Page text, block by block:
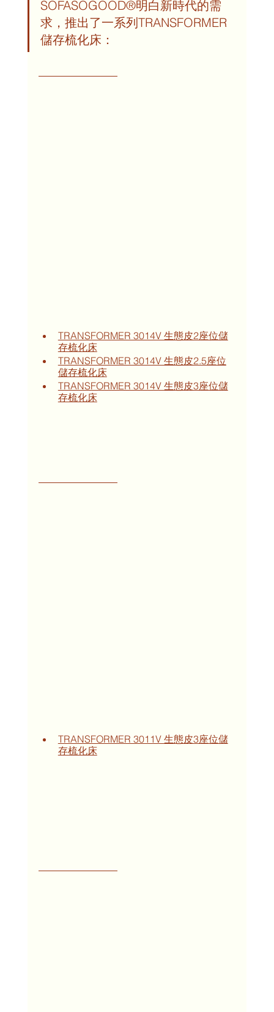
SOFASOGOOD®明白新時代的需
求，推出了一系列TRANSFORMER
儲存梳化床：
TRANSFORMER 3014V 生態皮2座位儲
存梳化床
TRANSFORMER 3014V 生態皮2.5座位
儲存梳化床
TRANSFORMER 3014V 生態皮3座位儲
存梳化床
TRANSFORMER 3011V 生態皮3座位儲
存梳化床